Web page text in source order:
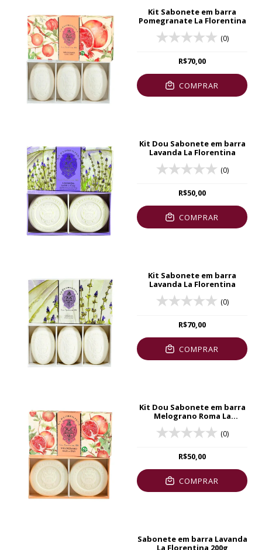
Kit Sabonete em barra
Pomegranate La Florentina
(0)
R$70,00
COMPRAR
Kit Dou Sabonete em barra
Lavanda La Florentina
(0)
R$50,00
COMPRAR
Kit Sabonete em barra
Lavanda La Florentina
(0)
R$70,00
COMPRAR
Kit Dou Sabonete em barra
Melograno Roma La
Florentina
(0)
R$50,00
COMPRAR
Sabonete em barra Lavanda
La Florentina 200g